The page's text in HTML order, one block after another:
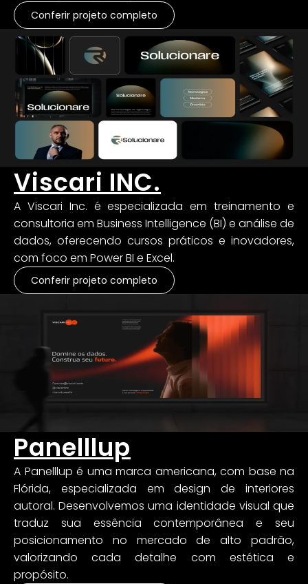
Conferir projeto completo
Viscari INC.
A Viscari Inc. é especializada em treinamento e
consultoria em Business Intelligence (BI) e análise de
dados, oferecendo cursos práticos e inovadores,
com foco em Power BI e Excel.
Conferir projeto completo
Panelllup
A Panelllup é uma marca americana, com base na
Flórida, especializada em design de interiores
autoral. Desenvolvemos uma identidade visual que
traduz sua essência contemporânea e seu
posicionamento no mercado de alto padrão,
valorizando cada detalhe com estética e
propósito.